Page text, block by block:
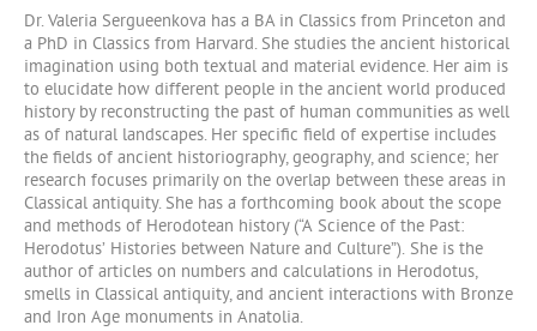
Dr. Valeria Sergueenkova has a BA in Classics from Princeton and
a PhD in Classics from Harvard. She studies the ancient historical
imagination using both textual and material evidence. Her aim is
to elucidate how different people in the ancient world produced
history by reconstructing the past of human communities as well
as of natural landscapes. Her specific field of expertise includes
the fields of ancient historiography, geography, and science; her
research focuses primarily on the overlap between these areas in
Classical antiquity. She has a forthcoming book about the scope
and methods of Herodotean history (“A Science of the Past:
Herodotus’ Histories between Nature and Culture”). She is the
author of articles on numbers and calculations in Herodotus,
smells in Classical antiquity, and ancient interactions with Bronze
and Iron Age monuments in Anatolia.